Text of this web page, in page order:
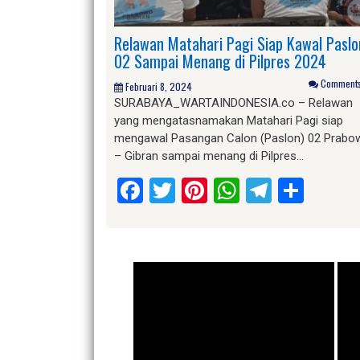
Relawan Matahari Pagi Siap Kawal
02 Sampai Menang di Pilpres 2024
Februari 8, 2024
SURABAYA_WARTAINDONESIA.co – Relawan
yang mengatasnamakan Matahari Pagi siap
mengawal Pasangan Calon (Paslon) 02
– Gibran sampai menang di Pilpres…
Facebook
Twitter
Pinterest
WhatsApp
Telegram